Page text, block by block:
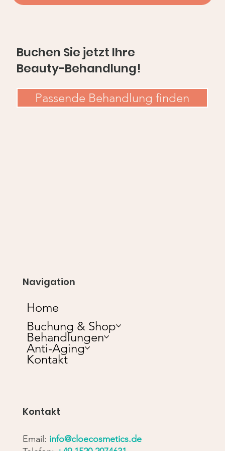
Buchen Sie jetzt Ihre
Beauty-Behandlung!
Passende Behandlung finden
Navigation
Home
Buchung & Shop
Behandlungen
Anti-Aging
Kontakt
Kontakt
Email: info@cloecosmetics.de